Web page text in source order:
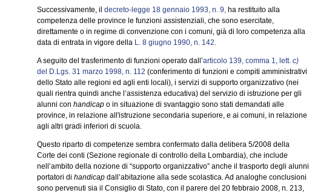
Successivamente, il decreto-legge 18 gennaio 1993, n. 9, ha restituito alla
competenza delle province le funzioni assistenziali, che sono esercitate,
direttamente o in regime di convenzione con i comuni, già di loro competenza alla
data di entrata in vigore della L. 8 giugno 1990, n. 142.
A seguito del trasferimento di funzioni operato dall’articolo 139, comma 1, lett. c)
del D.Lgs. 31 marzo 1998, n. 112 (conferimento di funzioni e compiti amministrativi
dello Stato alle regioni ed agli enti locali), i servizi di supporto organizzativo (nei
quali rientra quindi anche l’assistenza educativa) del servizio di istruzione per gli
alunni con handicap o in situazione di svantaggio sono stati demandati alle
province, in relazione all'istruzione secondaria superiore, e ai comuni, in relazione
agli altri gradi inferiori di scuola.
Questo riparto di competenze sembra confermato dalla delibera 5/2008 della
Corte dei conti (Sezione regionale di controllo della Lombardia), che include
nell’ambito della nozione di “supporto organizzativo” anche il trasporto degli alunni
portatori di handicap dall’abitazione alla sede scolastica. Ad analoghe conclusioni
sono pervenuti sia il Consiglio di Stato, con il parere del 20 febbraio 2008, n. 213,